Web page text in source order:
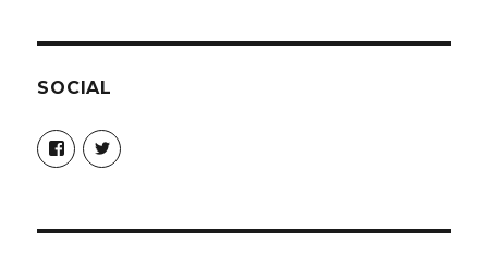
SOCIAL
Profil
von
christoph.fleischer1
anzeigen
Profil
von
anzeigen